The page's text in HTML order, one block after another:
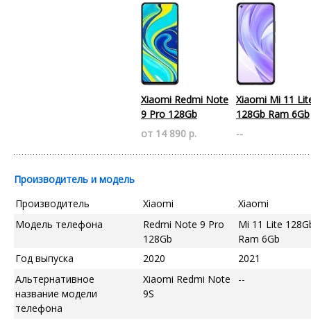
Xiaomi Redmi Note
9 Pro 128Gb
от 14 890 р.
Xiaomi Mi 11
128Gb Ram 6Gb
--
Производитель и модель
Производитель
Xiaomi
Xiaomi
Модель телефона
Redmi Note 9 Pro
128Gb
Mi 11 Lite
Ram 6Gb
Год выпуска
2020
2021
Альтернативное
название модели
телефона
Xiaomi Redmi Note
9S
--